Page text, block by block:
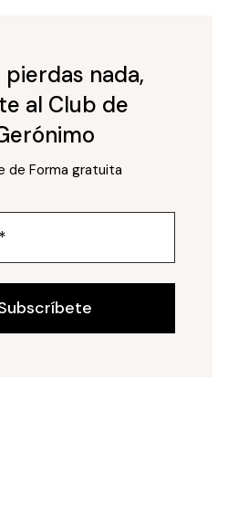
pierdas nada,
al Club de
de Forma gratuita